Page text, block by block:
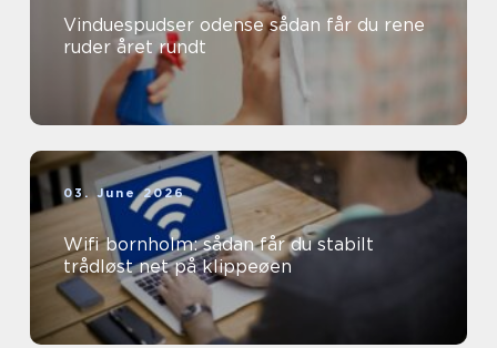
Vinduespudser odense sådan får du rene
ruder året rundt
03. June 2026
Wifi bornholm: sådan får du stabilt
trådløst net på klippeøen